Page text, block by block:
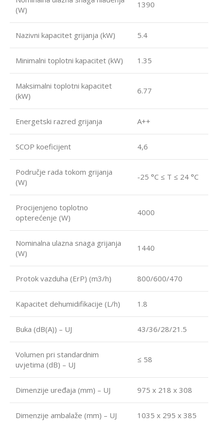
(W)
1390
Nazivni kapacitet grijanja (kW) 5.4
Minimalni toplotni kapacitet (kW) 1.35
Maksimalni toplotni kapacitet
(kW)
6.77
Energetski razred grijanja A++
SCOP koeficijent 4,6
Područje rada tokom grijanja
(W)
-25 °C ≤ T ≤ 24 °C
Procijenjeno toplotno
opterećenje (W)
4000
Nominalna ulazna snaga grijanja
(W)
1440
Protok vazduha (ErP) (m3/h) 800/600/470
Kapacitet dehumidifikacije (L/h) 1.8
Buka (dB(A)) – UJ 43/36/28/21.5
Volumen pri standardnim
uvjetima (dB) – UJ
≤ 58
Dimenzije uređaja (mm) – UJ 975 x 218 x 308
Dimenzije ambalaže (mm) – UJ 1035 x 295 x 385